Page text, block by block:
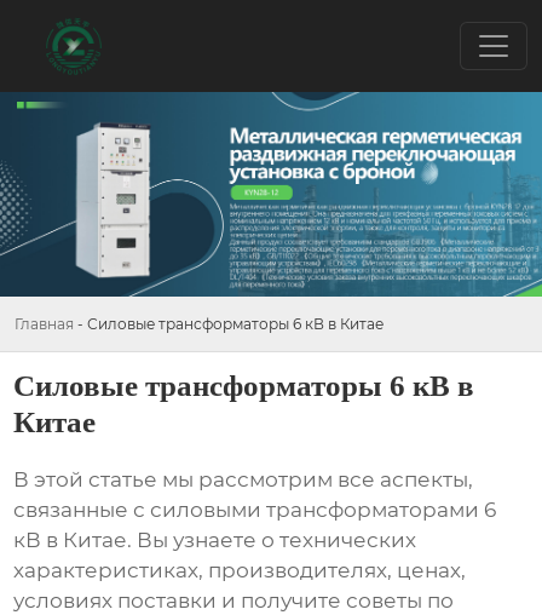
Главная - Силовые трансформаторы 6 кВ в Китае
Силовые трансформаторы 6 кВ в
Китае
В этой статье мы рассмотрим все аспекты,
связанные с силовыми трансформаторами 6
кВ в Китае. Вы узнаете о технических
характеристиках, производителях, ценах,
условиях поставки и получите советы по